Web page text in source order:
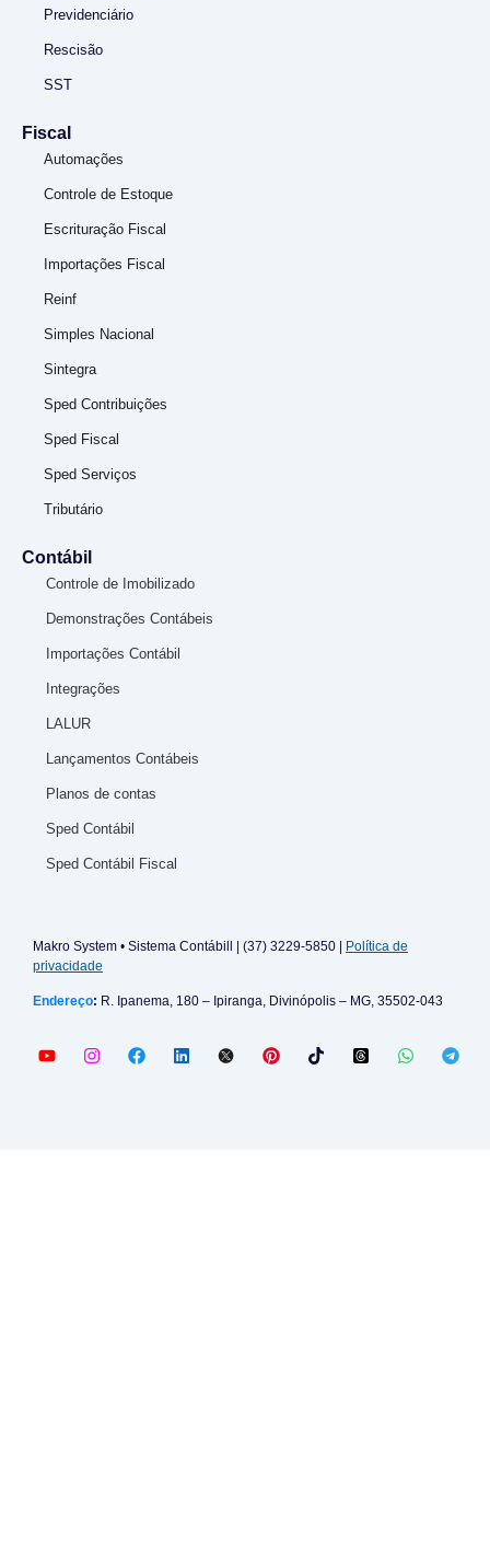
Previdenciário
Rescisão
SST
Fiscal
Automações
Controle de Estoque
Escrituração Fiscal
Importações Fiscal
Reinf
Simples Nacional
Sintegra
Sped Contribuições
Sped Fiscal
Sped Serviços
Tributário
Contábil
Controle de Imobilizado
Demonstrações Contábeis
Importações Contábil
Integrações
LALUR
Lançamentos Contábeis
Planos de contas
Sped Contábil
Sped Contábil Fiscal
Makro System • Sistema Contábill | (37) 3229-5850 | Política de
privacidade
Endereço: R. Ipanema, 180 – Ipiranga, Divinópolis – MG, 35502-043